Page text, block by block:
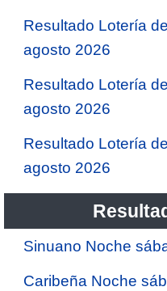
Resultado Lotería
agosto 2026
Resultado Lotería
agosto 2026
Resultado Lotería
agosto 2026
Sinuano Noche
Caribeña Noche